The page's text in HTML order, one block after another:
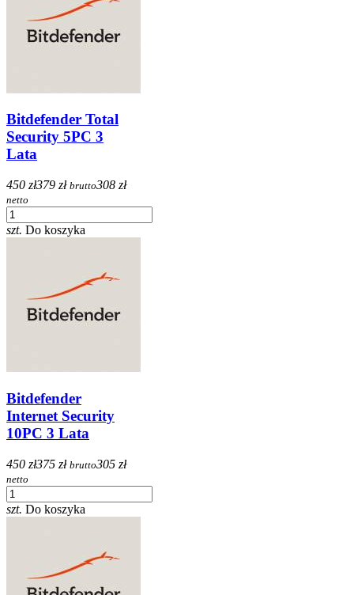
Bitdefender Total
Security 5PC 3
Lata
450 zł379 zł brutto308 zł
netto
szt. Do koszyka
Bitdefender
Internet Security
10PC 3 Lata
450 zł375 zł brutto305 zł
netto
szt. Do koszyka